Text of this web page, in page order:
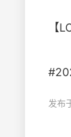
【
发布